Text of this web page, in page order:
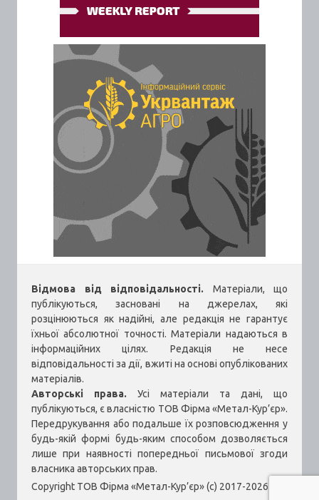
Відмова від відповідальності. Матеріали, що
публікуються, засновані на джерелах, які
розцінюються як надійні, але редакція не гарантує
їхньої абсолютної точності. Матеріали надаються в
інформаційних цілях. Редакція не несе
відповідальності за дії, вжиті на основі опублікованих
матеріалів.
Авторські права. Усі матеріали та дані, що
публікуються, є власністю ТОВ Фірма «Метал-Кур’єр».
Передрукування або подальше їх розповсюдження у
будь-якій формі будь-яким способом дозволяється
лише при наявності попередньої письмової згоди
власника авторських прав.
Copyright ТОВ Фірма «Метал-Кур’єр» (c) 2017-2026